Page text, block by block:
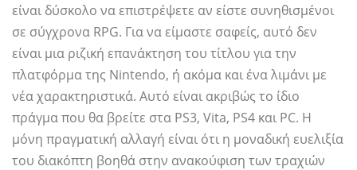
είναι δύσκολο να επιστρέψετε αν είστε συνηθισμένοι
σε σύγχρονα RPG. Για να είμαστε σαφείς, αυτό δεν
είναι μια ριζική επανάκτηση του τίτλου για την
πλατφόρμα της Nintendo, ή ακόμα και ένα λιμάνι με
νέα χαρακτηριστικά. Αυτό είναι ακριβώς το ίδιο
πράγμα που θα βρείτε στα PS3, Vita, PS4 και PC. Η
μόνη πραγματική αλλαγή είναι ότι η μοναδική ευελιξία
του διακόπτη βοηθά στην ανακούφιση των τραχιών